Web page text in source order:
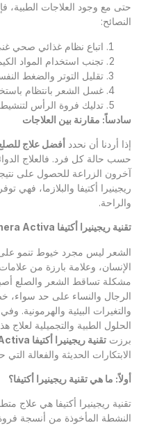
حتى مع وجود العلاجات الطبية،
النصائح:
اتباع نظام غذائي صحي غني
تجنب استخدام المواد
تقليل التوتر والضغط
غسل الشعر بانتظام
تدليك فروة الرأس لتنشيط
سادساً: مقارنة بين العلاجات
إذا أردنا أن نحدد أفضل علاج
حسب حالة كل فرد. فالعلاج
آخرون الزراعة للحصول على
ريجينيرا أكتيفا والبلازما، فهي
والراحة.
تقنية ريجينيرا أكتيفا
الشعر ليس مجرد خيوط تنمو
الإنسان، وعلامة بارزة من
مشكلة تساقط الشعر والصلع
الرجال والنساء على حد سواء،
والتغيرات البيئية والهرمونية.
الحلول الطبية والتجميلية
برزت تقنية ريجينيرا أكتيفا
الابتكارات الحديثة والفعالة
أولاً: ما هي تقنية ريجينيرا أكتيفا؟
تقنية ريجينيرا أكتيفا هي علاج
النشطة المأخوذة من أنسجة